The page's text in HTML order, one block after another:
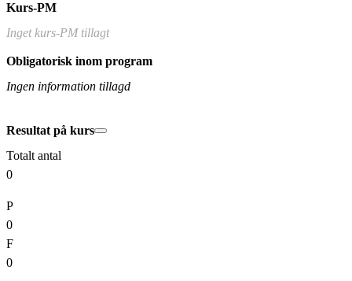
Kurs-PM
Inget kurs-PM tillagt
Obligatorisk inom program
Ingen information tillagd
Resultat på kurs
Totalt antal
0
P
0
F
0